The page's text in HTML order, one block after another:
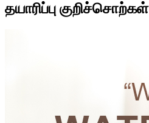
தயாரிப்பு குறிச்சொற்கள்